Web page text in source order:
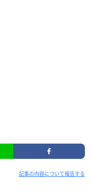
記事の内容について報告する